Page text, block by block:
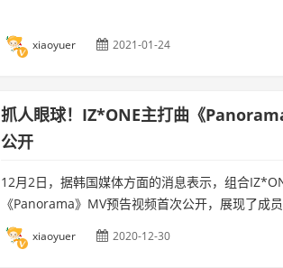
xiaoyuer 2021-01-24
抓人眼球！IZ*ONE主打曲《
公开
12月2日，据韩国媒体方面的消息表示，组合
《Panorama》MV预告视频首次公开，展现了成
xiaoyuer 2020-12-30